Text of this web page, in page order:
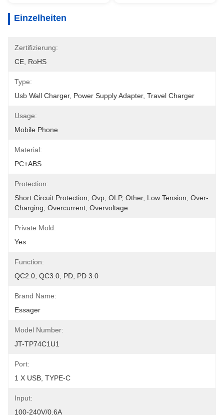
Einzelheiten
Zertifizierung:
CE, RoHS
Type:
Usb Wall Charger, Power Supply Adapter, Travel Charger
Usage:
Mobile Phone
Material:
PC+ABS
Protection:
Short Circuit Protection, Ovp, OLP, Other, Low Tension, Over-
Charging, Overcurrent, Overvoltage
Private Mold:
Yes
Function:
QC2.0, QC3.0, PD, PD 3.0
Brand Name:
Essager
Model Number:
JT-TP74C1U1
Port:
1 X USB, TYPE-C
Input:
100-240V/0.6A